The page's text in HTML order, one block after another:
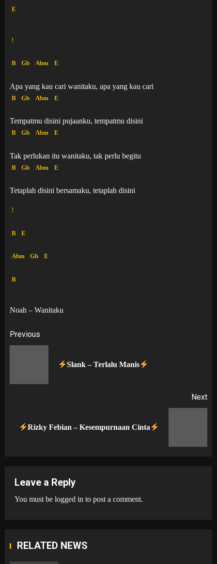
E
!
B Gb Abm E
Apa yang kau cari wanitaku, apa yang kau cari
B Gb Abm E
Tempatmu disini pujaanku, tempatmu disini
B Gb Abm E
Tak perlukan itu wanitaku, tak perlu begitu
B Gb Abm E
Tetaplah disini bersamaku, tetaplah disini
!
B E
Abm Gb E
B
Noah – Wanitaku
Post
navigation
Previous
Slank – Terlalu Manis
Next
NextRizky Febian – Kesempurnaan Cinta
Leave a Reply
You must be logged in to post a comment.
RELATED NEWS